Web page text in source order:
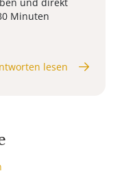
Minuten
lesen